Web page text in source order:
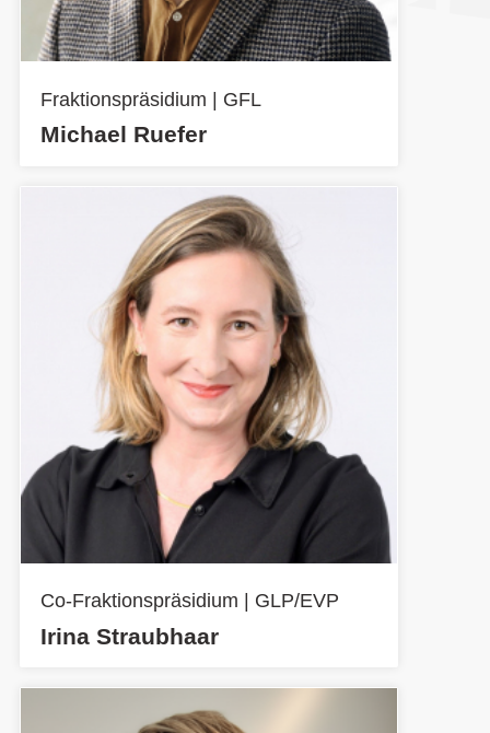
Fraktionspräsidium | GFL
Michael Ruefer
Co-Fraktionspräsidium | GLP/EVP
Irina Straubhaar